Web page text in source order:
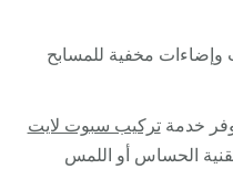
مخفية للمسابح
خدمةتركيب سبوت لايت
الحساس أو اللمس